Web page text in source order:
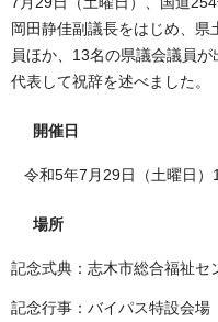
岡田静佳副議長をはじめ、
員ほか、13名の県議会議員
代表して祝辞を述べました。
開催日
令和5年7月29日（土曜日）
場所
記念式典：志木市総合福祉セ
記念行事：バイパス特設会場